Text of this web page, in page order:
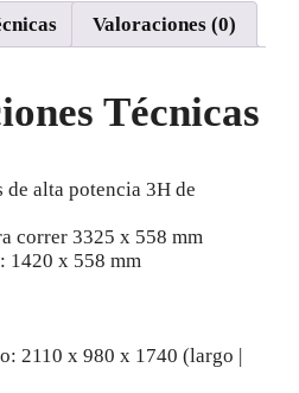
Valoraciones (0)
Técnicas
alta potencia 3H de
correr 3325 x 558 mm
1420 x 558 mm
2110 x 980 x 1740 (largo |